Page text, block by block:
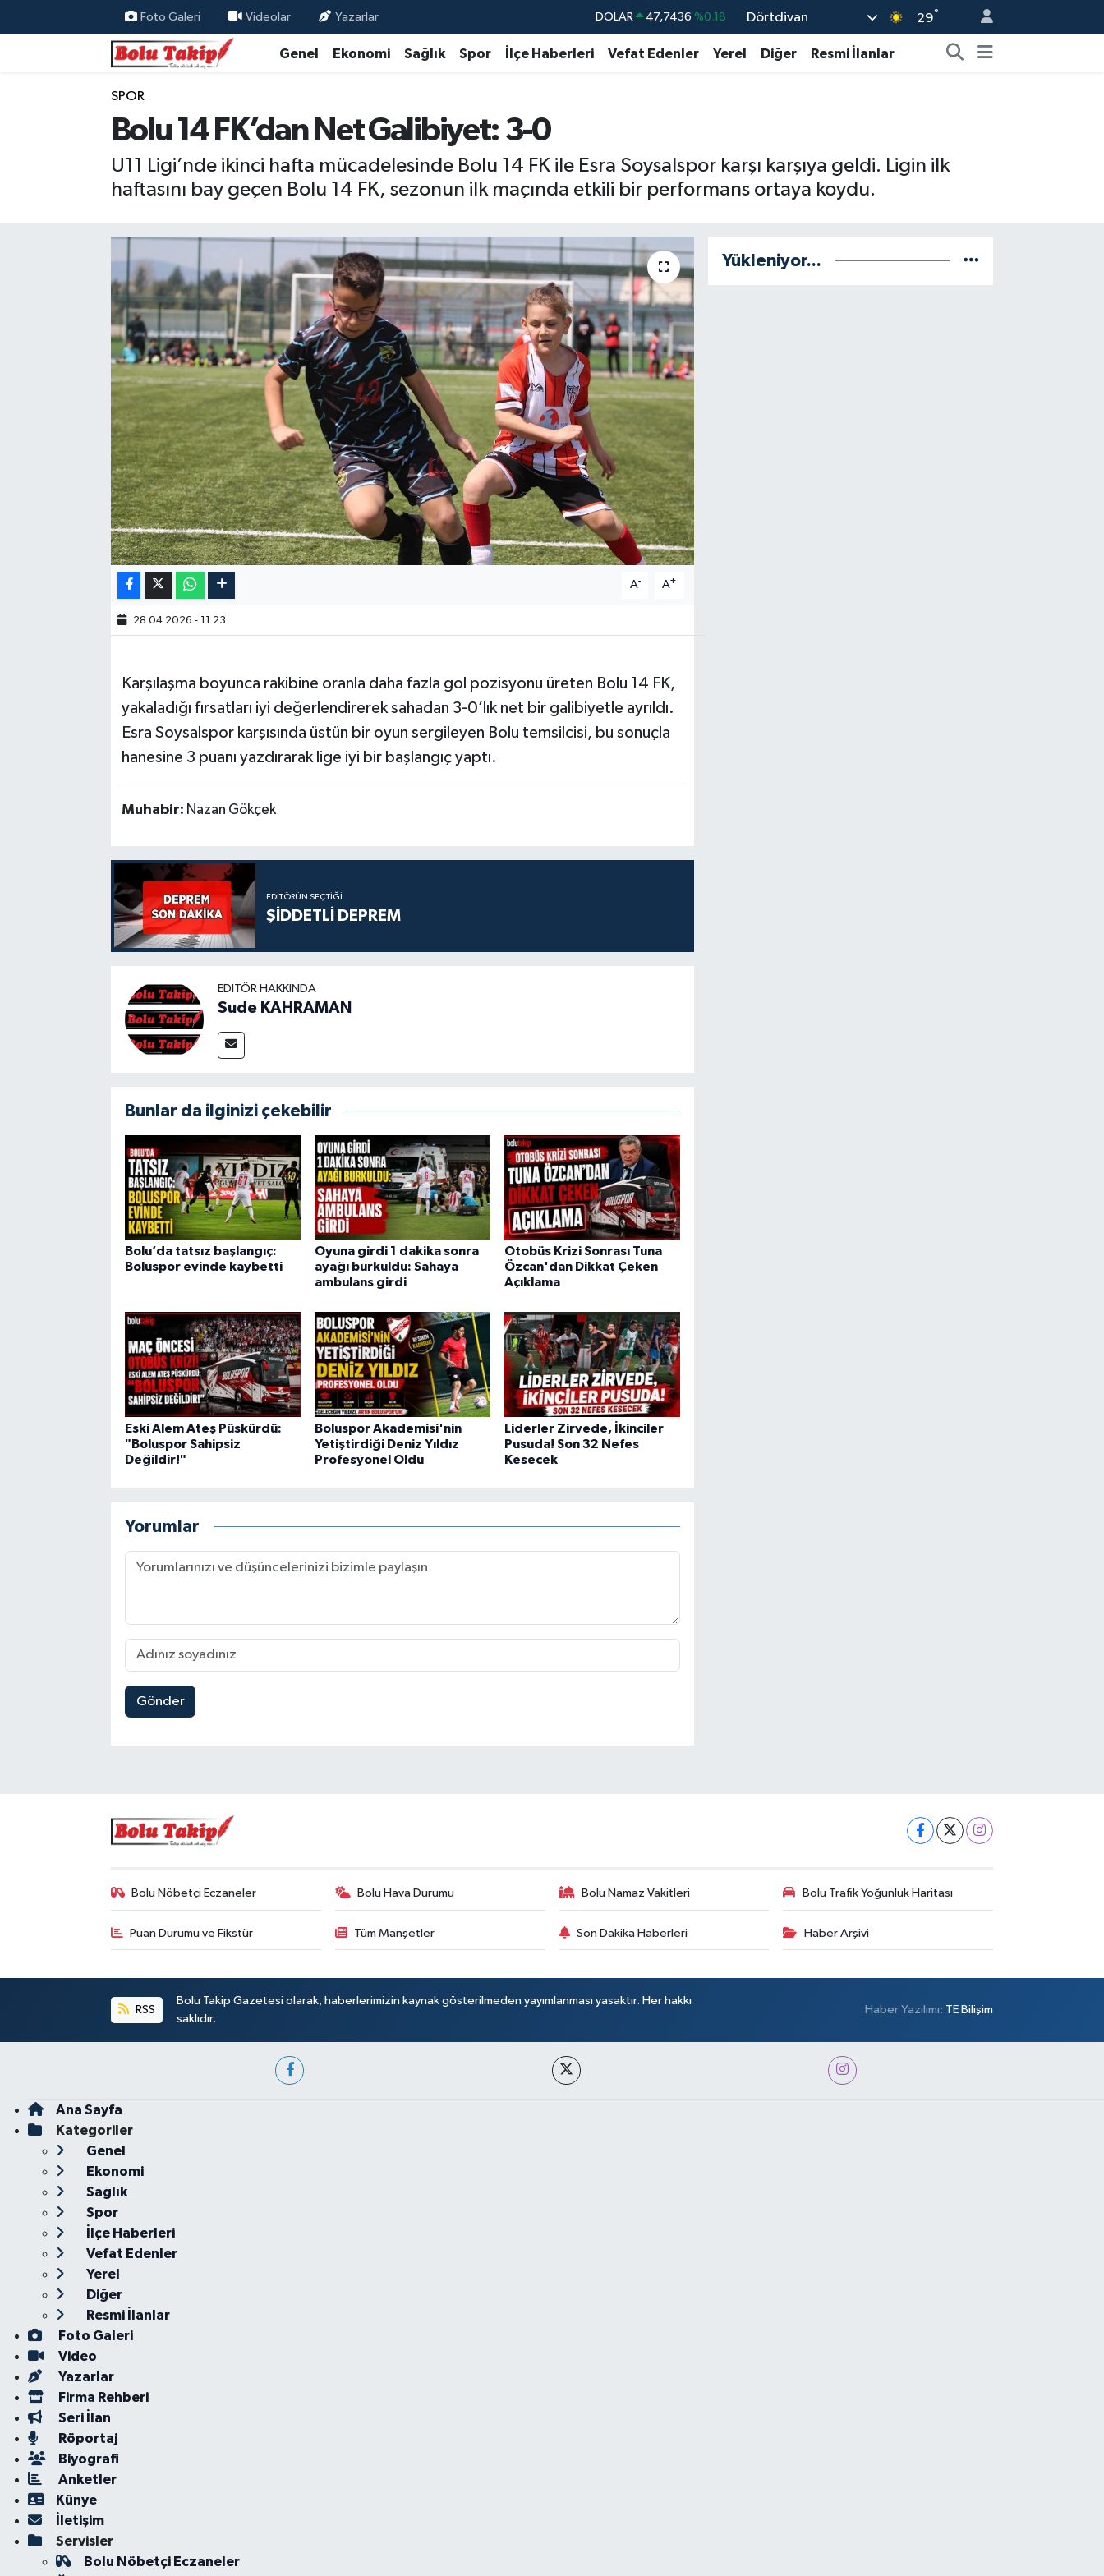
Foto Galeri Videolar Yazarlar DOLAR 47,7436 %0.18
EURO 55,2510 %0.32
BITCOIN 64.944,08 %-0.18
Dörtdivan 29°
Genel Ekonomi Sağlık Spor İlçe Haberleri Vefat Edenler Yerel Diğer Resmi İlanlar
SPOR
Bolu 14 FK’dan Net Galibiyet: 3-0
U11 Ligi’nde ikinci hafta mücadelesinde Bolu 14 FK ile Esra Soysalspor karşı karşıya geldi. Ligin ilk
haftasını bay geçen Bolu 14 FK, sezonun ilk maçında etkili bir performans ortaya koydu.
A- A+
28.04.2026 - 11:23
Karşılaşma boyunca rakibine oranla daha fazla gol pozisyonu üreten Bolu 14 FK,
yakaladığı fırsatları iyi değerlendirerek sahadan 3-0’lık net bir galibiyetle ayrıldı.
Esra Soysalspor karşısında üstün bir oyun sergileyen Bolu temsilcisi, bu sonuçla
hanesine 3 puanı yazdırarak lige iyi bir başlangıç yaptı.
Muhabir: Nazan Gökçek
EDITÖRÜN SEÇTIĞI
ŞİDDETLİ DEPREM
EDITÖR HAKKINDA
Sude KAHRAMAN
Bunlar da ilginizi çekebilir
Bolu’da tatsız başlangıç:
Boluspor evinde kaybetti
Oyuna girdi 1 dakika sonra
ayağı burkuldu: Sahaya
ambulans girdi
Otobüs Krizi Sonrası Tuna
Özcan'dan Dikkat Çeken
Açıklama
Eski Alem Ateş Püskürdü:
"Boluspor Sahipsiz
Değildir!"
Boluspor Akademisi'nin
Yetiştirdiği Deniz Yıldız
Profesyonel Oldu
Liderler Zirvede, İkinciler
Pusuda! Son 32 Nefes
Kesecek
Yorumlar
Gönder
Yükleniyor...
Bolu Nöbetçi Eczaneler Bolu Hava Durumu Bolu Namaz Vakitleri Bolu Trafik Yoğunluk Haritası
Puan Durumu ve Fikstür Tüm Manşetler Son Dakika Haberleri Haber Arşivi
RSS
Bolu Takip Gazetesi olarak, haberlerimizin kaynak gösterilmeden yayımlanması yasaktır. Her hakkı
saklıdır.
Haber Yazılımı: TE Bilişim
Ana Sayfa
Kategoriler
Genel
Ekonomi
Sağlık
Spor
İlçe Haberleri
Vefat Edenler
Yerel
Diğer
Resmi İlanlar
Foto Galeri
Video
Yazarlar
Firma Rehberi
Seri İlan
Röportaj
Biyografi
Anketler
Künye
İletişim
Servisler
Bolu Nöbetçi Eczaneler